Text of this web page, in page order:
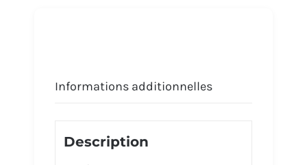
Informations additionnelles
Description